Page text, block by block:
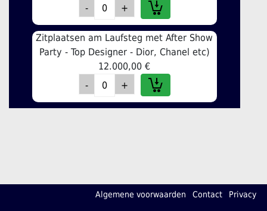
Zitplaatsen am Laufsteg met After Show
Party - Top Designer - Dior, Chanel etc)
12.000,00 €
Algemene voorwaarden Contact Privacy